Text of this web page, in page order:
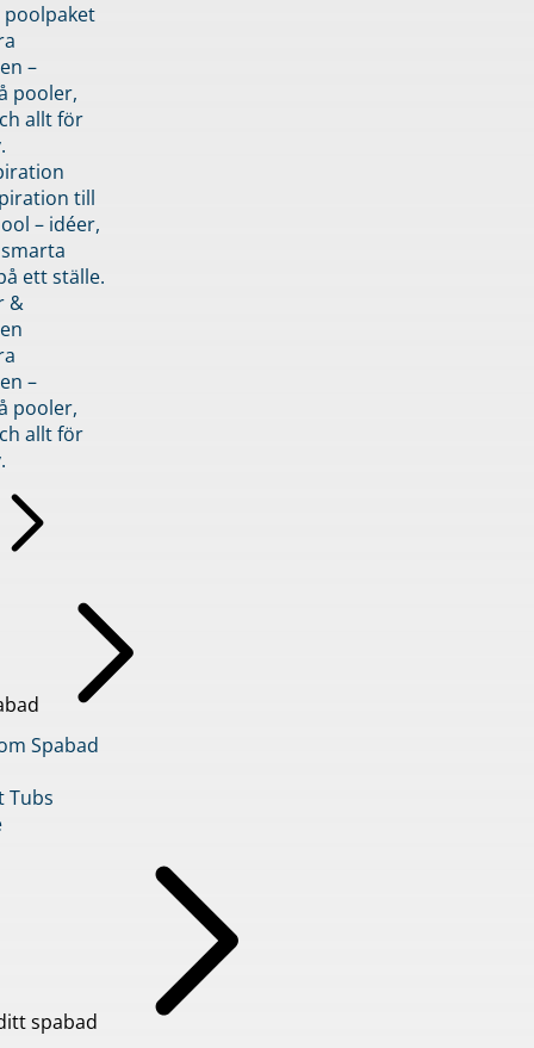
–
pooler,
allt för
till
– idéer,
ett ställe.
&
–
pooler,
allt för
Spabad
Tubs
spabad